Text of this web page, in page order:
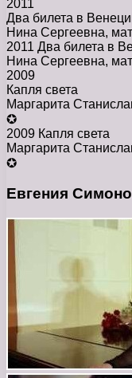
2011
Два билета в
Нина Сергеевна,
2011 Два билета в
Нина Сергеевна,
2009
Капля света
Маргарита
✪
2009 Капля света
Маргарита
✪
Евгения